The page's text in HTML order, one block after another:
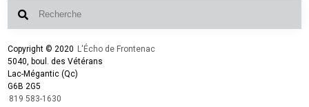
Copyright © 2020 L'Écho de Frontenac
5040, boul. des Vétérans
Lac-Mégantic (Qc)
G6B 2G5
819 583-1630